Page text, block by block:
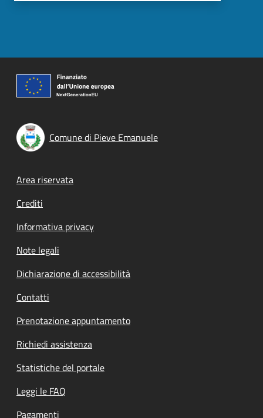
Comune di Pieve Emanuele
Footer menu
Area riservata
Crediti
Informativa privacy
Note legali
Dichiarazione di accessibilità
Contatti
Prenotazione appuntamento
Richiedi assistenza
Statistiche del portale
Leggi le FAQ
Pagamenti